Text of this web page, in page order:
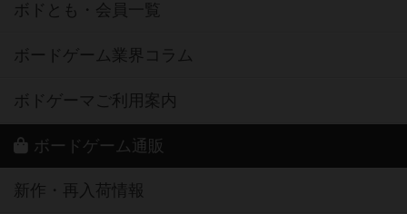
ボドとも・会員一覧
ボードゲーム業界コラム
ボドゲーマご利用案内
ボードゲーム通販
新作・再入荷情報